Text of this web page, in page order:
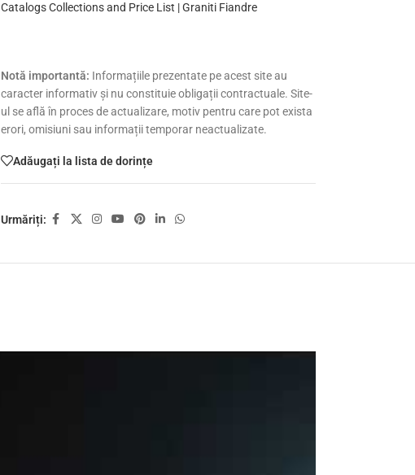
Catalogs Collections and Price List | Graniti Fiandre
Notă importantă: Informațiile prezentate pe acest site au
caracter informativ și nu constituie obligații contractuale. Site-
ul se află în proces de actualizare, motiv pentru care pot exista
erori, omisiuni sau informații temporar neactualizate.
Adăugați la lista de dorințe
Urmăriți: